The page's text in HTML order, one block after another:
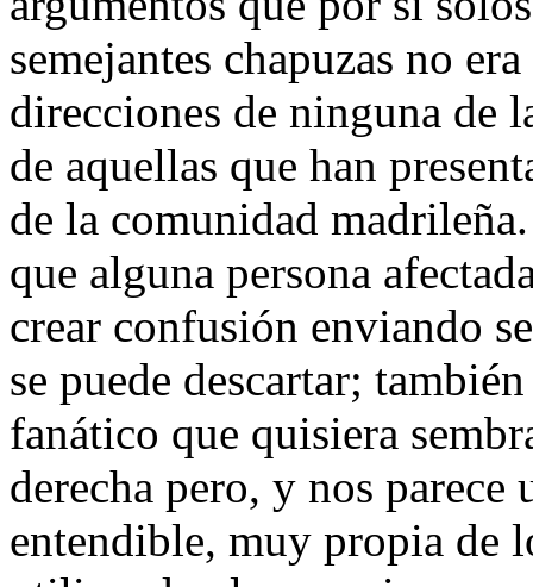
semejantes chapuzas no
direcciones de ninguna de
de aquellas que han
de la comunidad
que alguna persona
crear confusión enviando
se puede descartar;
fanático que quisiera
derecha pero, y nos
entendible, muy propia de